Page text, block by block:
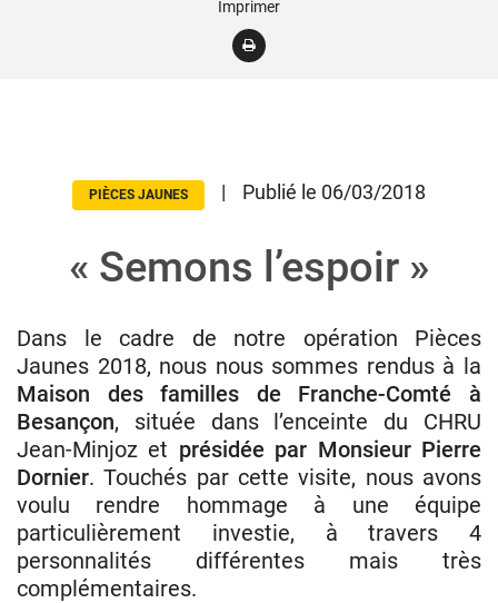
Nous soutenir
Donateurs
Legs
Presse
Imprimer
PIÈCES JAUNES | Publié le 06/03/2018
« Semons l’espoir »
Dans le cadre de notre opération Pièces
Jaunes 2018, nous nous sommes rendus à la
Maison des familles de Franche-Comté à
Besançon, située dans l’enceinte du CHRU
Jean-Minjoz et présidée par Monsieur Pierre
Dornier. Touchés par cette visite, nous avons
voulu rendre hommage à une équipe
particulièrement investie, à travers 4
personnalités différentes mais très
complémentaires.